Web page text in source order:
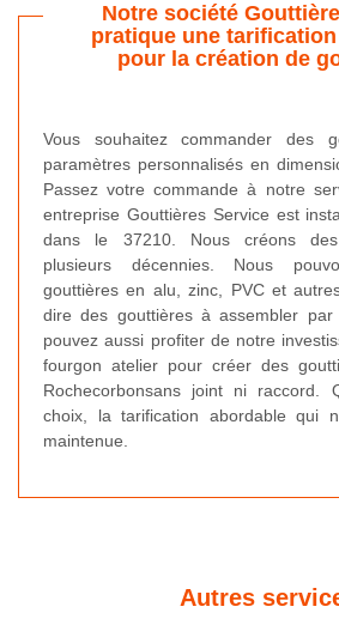
Notre société
pratique une
pour la création de
Vous souhaitez commander des
paramètres personnalisés en
Passez votre commande à notre
entreprise Gouttières Service est
dans le 37210. Nous créons
plusieurs décennies. Nous
gouttières en alu, zinc, PVC et
dire des gouttières à assembler
pouvez aussi profiter de notre
fourgon atelier pour créer des
Rochecorbonsans joint ni raccord.
choix, la tarification abordable qui
maintenue.
Autres